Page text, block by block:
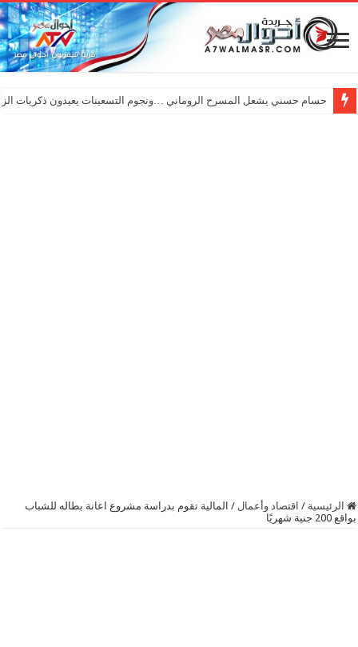
حسام حسني يشعل المسرح الروماني …ونجوم التسعينات يعيدون ذكريات
الرئيسية / اقتصاد وأعمال / المالية تقوم بدراسة مشروع اعانة بطاله للشباب
بواقع 200 جنية شهريًا